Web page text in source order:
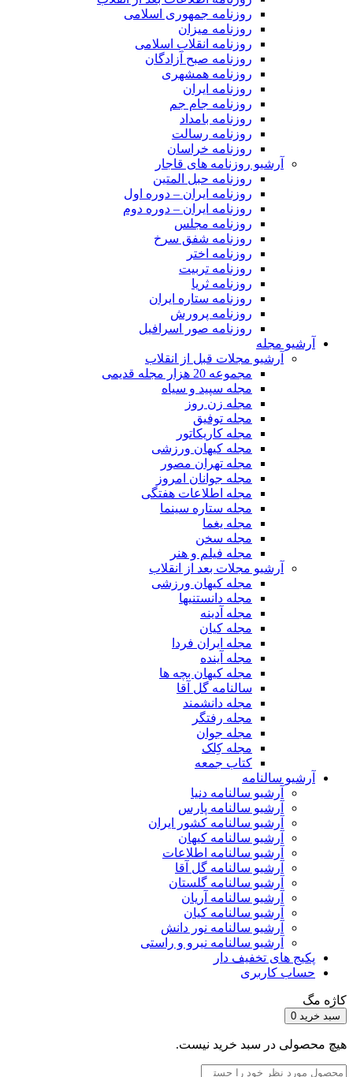
روزنامه جمهوری اسلامی
روزنامه میزان
روزنامه انقلاب اسلامی
روزنامه صبح آزادگان
روزنامه همشهری
روزنامه ایران
روزنامه جام جم
روزنامه بامداد
روزنامه رسالت
روزنامه خراسان
آرشیو روزنامه های قاجار
روزنامه حبل المتین
روزنامه ایران – دوره اول
روزنامه ایران – دوره دوم
روزنامه مجلس
روزنامه شفق سرخ
روزنامه اختر
روزنامه تربیت
روزنامه ثریا
روزنامه ستاره ایران
روزنامه پرورش
روزنامه صور اسرافیل
آرشیو مجله
آرشیو مجلات قبل از انقلاب
مجموعه 20 هزار مجله قدیمی
مجله سپید و سیاه
مجله زن روز
مجله توفیق
مجله کاریکاتور
مجله کیهان ورزشی
مجله تهران مصور
مجله جوانان امروز
مجله اطلاعات هفتگی
مجله ستاره سینما
مجله یغما
مجله سخن
مجله فیلم و هنر
آرشیو مجلات بعد از انقلاب
مجله کیهان ورزشی
مجله دانستنیها
مجله آدینه
مجله کیان
مجله ایران فردا
مجله آینده
مجله کیهان بچه ها
سالنامه گل آقا
مجله دانشمند
مجله رفتگر
مجله جوان
مجله کِلک
کتاب جمعه
آرشیو سالنامه
آرشیو سالنامه دنیا
آرشیو سالنامه پارس
آرشیو سالنامه کشور ایران
آرشیو سالنامه کیهان
آرشیو سالنامه اطلاعات
آرشیو سالنامه گل آقا
آرشیو سالنامه گلستان
آرشیو سالنامه آریان
آرشیو سالنامه کیان
آرشیو سالنامه نور دانش
آرشیو سالنامه نیرو و راستی
پکیج های تخفیف دار
حساب کاربری
کاژه مگ
سبد خرید 0
هیچ محصولی در سبد خرید نیست.